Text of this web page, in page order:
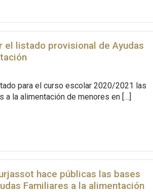
el listado provisional de Ayudas
para el curso escolar 2020/2021 las
a la alimentación de menores en […]
hace públicas las bases
Familiares a la alimentación